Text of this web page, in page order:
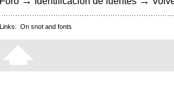
Links: On snot and fonts